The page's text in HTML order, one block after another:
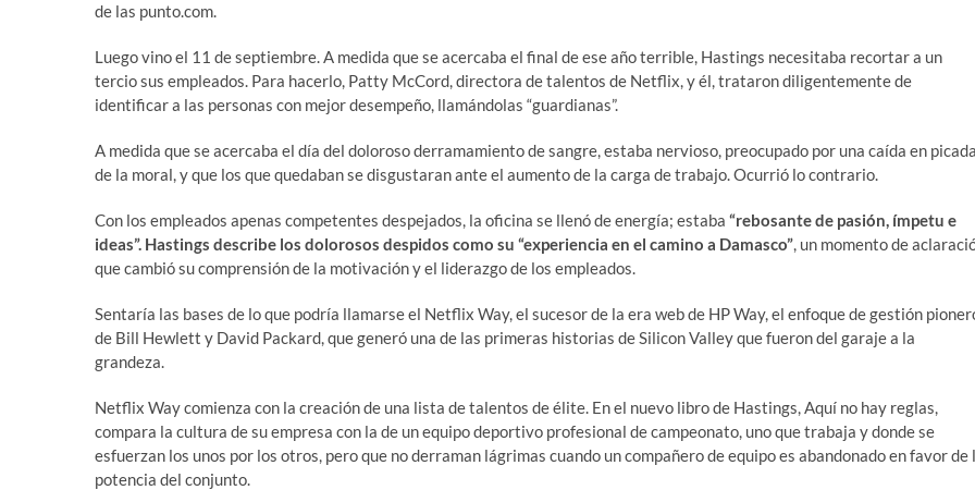
de las punto.com.
Luego vino el 11 de septiembre. A medida que se acercaba el final de ese año terrible, Hastings necesitaba recortar a un
tercio sus empleados. Para hacerlo, Patty McCord, directora de talentos de Netflix, y él, trataron diligentemente de
identificar a las personas con mejor desempeño, llamándolas “guardianas”.
A medida que se acercaba el día del doloroso derramamiento de sangre, estaba nervioso, preocupado por una caída en
de la moral, y que los que quedaban se disgustaran ante el aumento de la carga de trabajo. Ocurrió lo contrario.
Con los empleados apenas competentes despejados, la oficina se llenó de energía; estaba “rebosante de pasión, ímpetu e
ideas”. Hastings describe los dolorosos despidos como su “experiencia en el camino a Damasco”, un momento de
que cambió su comprensión de la motivación y el liderazgo de los empleados.
Sentaría las bases de lo que podría llamarse el Netflix Way, el sucesor de la era web de HP Way, el enfoque de gestión
de Bill Hewlett y David Packard, que generó una de las primeras historias de Silicon Valley que fueron del garaje a la
grandeza.
Netflix Way comienza con la creación de una lista de talentos de élite. En el nuevo libro de Hastings, Aquí no hay reglas,
compara la cultura de su empresa con la de un equipo deportivo profesional de campeonato, uno que trabaja y donde se
esfuerzan los unos por los otros, pero que no derraman lágrimas cuando un compañero de equipo es abandonado en favor de
potencia del conjunto.